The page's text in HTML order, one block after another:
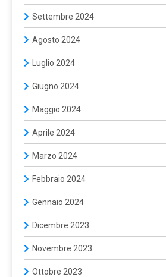
Settembre 2024
Agosto 2024
Luglio 2024
Giugno 2024
Maggio 2024
Aprile 2024
Marzo 2024
Febbraio 2024
Gennaio 2024
Dicembre 2023
Novembre 2023
Ottobre 2023